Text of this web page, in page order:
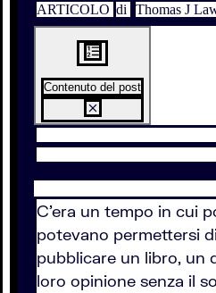
ARTICOLO di Thomas J
Contenuto del post
C’era un tempo in cui
potevano permettersi
pubblicare un libro, un
loro opinione senza il